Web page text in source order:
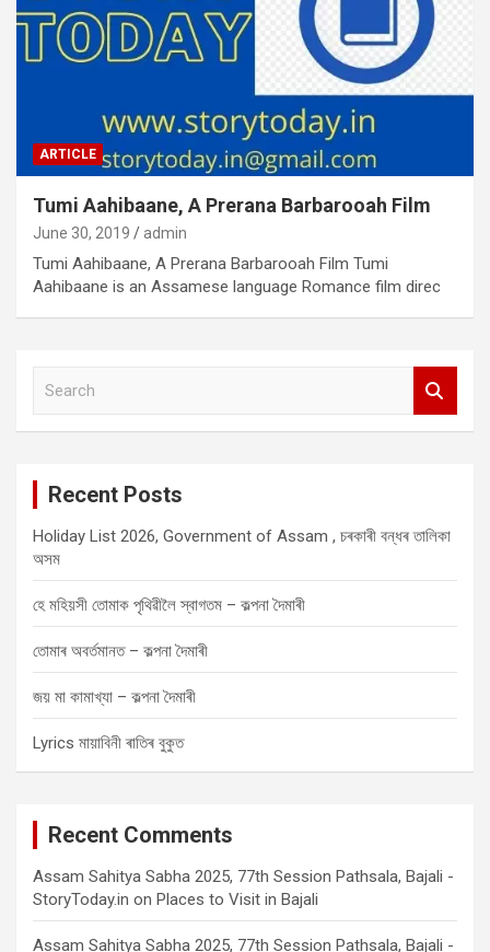
ARTICLE
Tumi Aahibaane, A Prerana Barbarooah Film
June 30, 2019 admin
Tumi Aahibaane, A Prerana Barbarooah Film Tumi
Aahibaane is an Assamese language Romance film direc
Recent Posts
Holiday List 2026, Government of Assam , চৰকাৰী বন্ধৰ তালিকা
অসম
হে মহিয়সী তোমাক পৃথিৱীলৈ স্বাগতম – কল্পনা দৈমাৰী
তোমাৰ অবৰ্তমানত – কল্পনা দৈমাৰী
জয় মা কামাখ্যা – কল্পনা দৈমাৰী
Lyrics মায়াবিনী ৰাতিৰ বুকুত
Recent Comments
Assam Sahitya Sabha 2025, 77th Session Pathsala, Bajali -
StoryToday.in on Places to Visit in Bajali
Assam Sahitya Sabha 2025, 77th Session Pathsala, Bajali -